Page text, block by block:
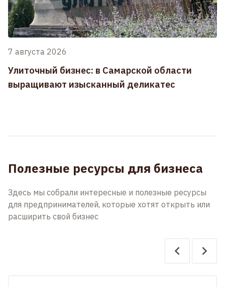
7 августа 2026
Улиточный бизнес: в Самарской области
выращивают изысканный деликатес
Полезные ресурсы для бизнеса
Здесь мы собрали интересные и полезные ресурсы
для предпринимателей, которые хотят открыть или
расширить свой бизнес